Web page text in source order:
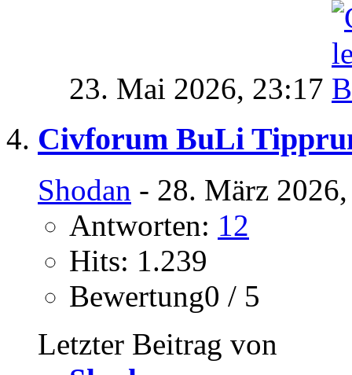
23. Mai 2026, 23:17
Civforum BuLi
Shodan - 28. März
Antworten: 12
Hits: 1.239
Bewertung0 / 5
Letzter Beitrag von